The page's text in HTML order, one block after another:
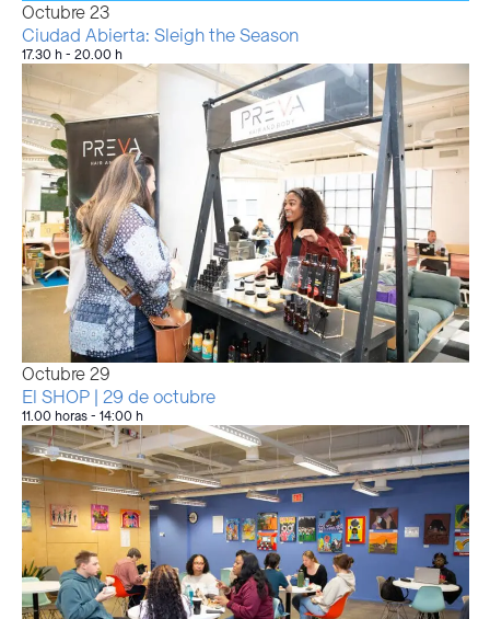
Octubre 23
Ciudad Abierta: Sleigh the Season
17.30 h- 20.00 h
Octubre 29
El SHOP | 29 de octubre
11.00 horas- 14:00 h